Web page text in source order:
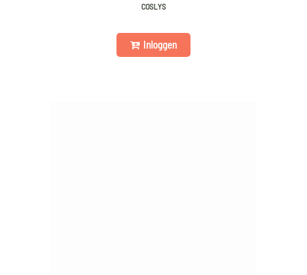
COSLYS
Inloggen